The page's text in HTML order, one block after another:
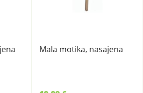
Mala motika, nasajena